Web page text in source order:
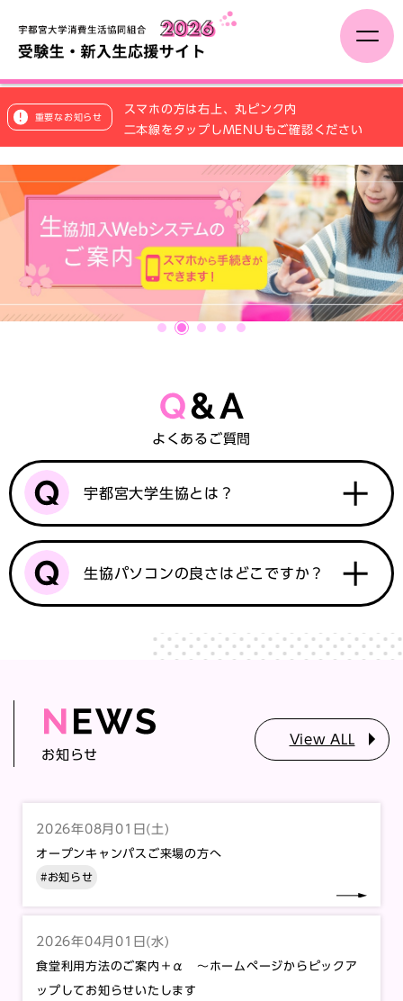
受験生の方へ
合格した方へ
大学生活と一人暮らしの準備
学びの準備
新入生向け企画
重要なお知らせ
スマホの方は右上、丸ピンク内
二本線をタップしMENUもご確認ください
1 2 3 4 5
よくあるご質問
宇都宮大学生協とは？
生協パソコンの良さはどこですか？
お知らせ
View ALL
2026年08月01日(土)
オープンキャンパスご来場の方へ
#お知らせ
2026年04月01日(水)
食堂利用方法のご案内＋α ～ホームページからピックア
ップしてお知らせいたします